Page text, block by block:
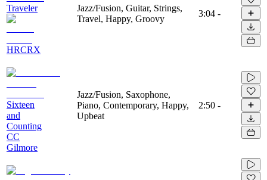
Traveler
HRCRX
Jazz/Fusion, Guitar, Strings,
Travel, Happy, Groovy
3:04 -
Sixteen
and
Counting
CC
Gilmore
Jazz/Fusion, Saxophone,
Piano, Contemporary, Happy,
Upbeat
2:50 -